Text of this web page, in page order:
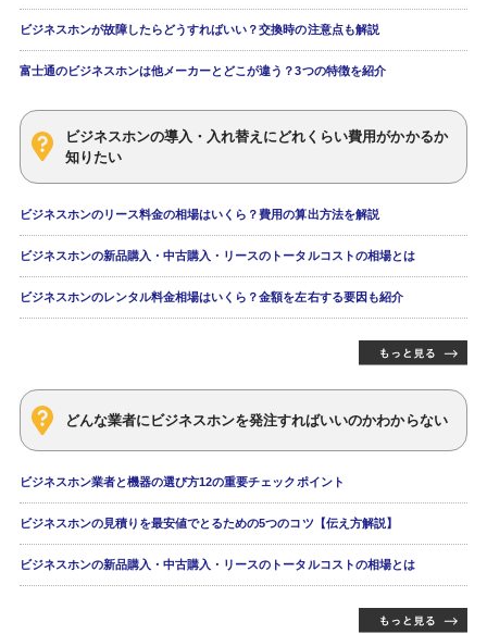
ビジネスホンが故障したらどうすればいい？交換時の注意点も解説
富士通のビジネスホンは他メーカーとどこが違う？3つの特徴を紹介
ビジネスホンの導入・入れ替えにどれくらい費用がかかるか
知りたい
ビジネスホンのリース料金の相場はいくら？費用の算出方法を解説
ビジネスホンの新品購入・中古購入・リースのトータルコストの相場とは
ビジネスホンのレンタル料金相場はいくら？金額を左右する要因も紹介
どんな業者にビジネスホンを発注すればいいのかわからない
ビジネスホン業者と機器の選び方12の重要チェックポイント
ビジネスホンの見積りを最安値でとるための5つのコツ【伝え方解説】
ビジネスホンの新品購入・中古購入・リースのトータルコストの相場とは